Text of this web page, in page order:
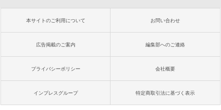
本サイトのご利用について お問い合わせ
広告掲載のご案内 編集部へのご連絡
プライバシーポリシー 会社概要
インプレスグループ 特定商取引法に基づく表示